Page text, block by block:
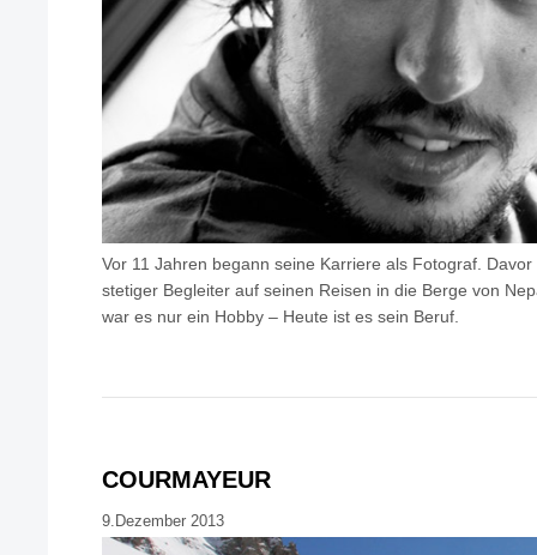
Vor 11 Jahren begann seine Karriere als Fotograf.
stetiger Begleiter auf seinen Reisen in die Berge von
war es nur ein Hobby – Heute ist es sein Beruf.
COURMAYEUR
9.Dezember 2013